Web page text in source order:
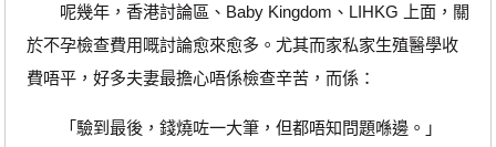
呢幾年，香港討論區、Baby Kingdom、LIHKG 上面，關
於不孕檢查費用嘅討論愈來愈多。尤其而家私家生殖醫學收
費唔平，好多夫妻最擔心唔係檢查辛苦，而係：
「驗到最後，錢燒咗一大筆，但都唔知問題喺邊。」